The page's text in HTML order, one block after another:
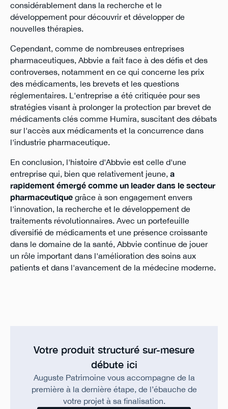
considérablement dans la recherche et le
développement pour découvrir et développer de
nouvelles thérapies.
Cependant, comme de nombreuses entreprises
pharmaceutiques, Abbvie a fait face à des défis et des
controverses, notamment en ce qui concerne les prix
des médicaments, les brevets et les questions
réglementaires. L'entreprise a été critiquée pour ses
stratégies visant à prolonger la protection par brevet de
médicaments clés comme Humira, suscitant des débats
sur l'accès aux médicaments et la concurrence dans
l'industrie pharmaceutique.
En conclusion, l'histoire d'Abbvie est celle d'une
entreprise qui, bien que relativement jeune, a
rapidement émergé comme un leader dans le secteur
pharmaceutique grâce à son engagement envers
l'innovation, la recherche et le développement de
traitements révolutionnaires. Avec un portefeuille
diversifié de médicaments et une présence croissante
dans le domaine de la santé, Abbvie continue de jouer
un rôle important dans l'amélioration des soins aux
patients et dans l'avancement de la médecine moderne.
Votre produit structuré sur-mesure
débute ici
Auguste Patrimoine vous accompagne de la
première à la dernière étape, de l’ébauche de
votre projet à sa finalisation.